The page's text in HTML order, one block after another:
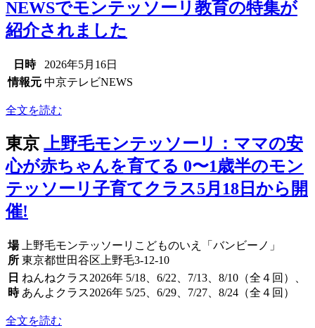
NEWSでモンテッソーリ教育の特集が
紹介されました
日時
2026年5月16日
情報元 中京テレビNEWS
全文を読む
東京 上野毛モンテッソーリ：ママの安
心が赤ちゃんを育てる 0〜1歳半のモン
テッソーリ子育てクラス5月18日から開
催!
場
所
上野毛モンテッソーリこどものいえ「バンビーノ」
東京都世田谷区上野毛3-12-10
日
時
ねんねクラス2026年 5/18、6/22、7/13、8/10（全４回）、
あんよクラス2026年 5/25、6/29、7/27、8/24（全４回）
全文を読む